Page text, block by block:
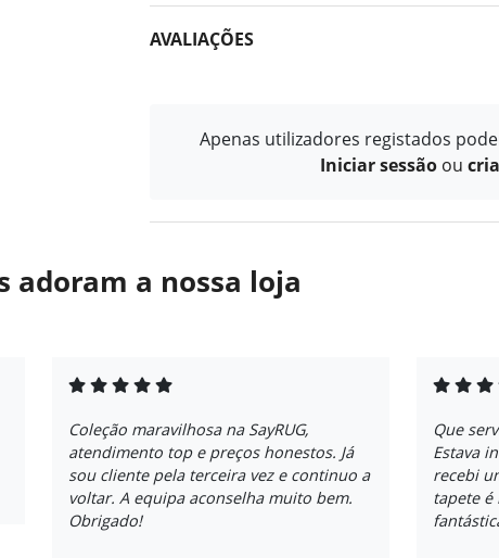
AVALIAÇÕES
Apenas utilizadores registados
Iniciar sessão ou
adoram a nossa loja
Coleção maravilhosa na SayRUG,
atendimento top e preços honestos. Já
sou cliente pela terceira vez e continuo a
voltar. A equipa aconselha muito bem.
Obrigado!
Que
Estava
recebi
tapete é